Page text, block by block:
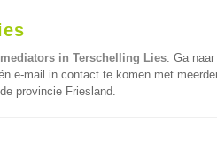
mediators in Terschelling Lies. Ga naar
e-mail in contact te komen met
provincie Friesland.